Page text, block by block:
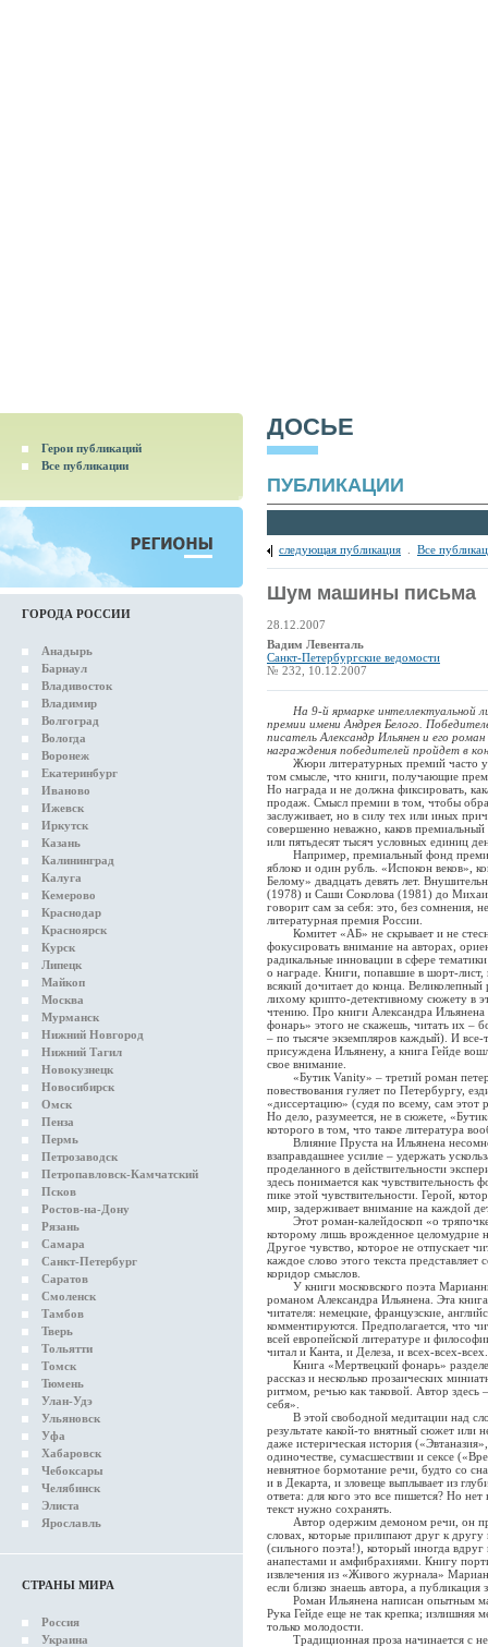
Герои публикаций
Все публикации
ГОРОДА РОССИИ
Анадырь
Барнаул
Владивосток
Владимир
Волгоград
Вологда
Воронеж
Екатеринбург
Иваново
Ижевск
Иркутск
Казань
Калининград
Калуга
Кемерово
Краснодар
Красноярск
Курск
Липецк
Майкоп
Москва
Мурманск
Нижний Новгород
Нижний Тагил
Новокузнецк
Новосибирск
Омск
Пенза
Пермь
Петрозаводск
Петропавловск-Камчатский
Псков
Ростов-на-Дону
Рязань
Самара
Санкт-Петербург
Саратов
Смоленск
Тамбов
Тверь
Тольятти
Томск
Тюмень
Улан-Удэ
Ульяновск
Уфа
Хабаровск
Чебоксары
Челябинск
Элиста
Ярославль
СТРАНЫ МИРА
Россия
Украина
ДОСЬЕ
ПУБЛИКАЦИИ
следующая публикация Все
Шум машины письма
28.12.2007
Вадим Левенталь
Санкт-Петербургские ведомости
№ 232, 10.12.2007
На 9-й ярмарке интеллектуальной
премии имени Андрея Белого.
писатель Александр Ильянен и его
награждения победителей пройдет в
Жюри литературных премий часто
том смысле, что книги, получающие
Но награда и не должна фиксировать,
продаж. Смысл премии в том, чтобы
заслуживает, но в силу тех или иных
совершенно неважно, каков
или пятьдесят тысяч условных единиц
Например, премиальный фонд премии
яблоко и один рубль. «Испокон веков»,
Белому» двадцать девять лет.
(1978) и Саши Соколова (1981) до
говорит сам за себя: это, без сомнения,
литературная премия России.
Комитет «АБ» не скрывает и не
фокусировать внимание на авторах,
радикальные инновации в сфере
о награде. Книги, попавшие в шорт-лист,
всякий дочитает до конца.
лихому крипто-детективному сюжету в
чтению. Про книги Александра
фонарь» этого не скажешь, читать их –
– по тысяче экземпляров каждый). И все-
присуждена Ильянену, а книга Гейде
свое внимание.
«Бутик Vanity» – третий роман
повествования гуляет по Петербургу,
«диссертацию» (судя по всему, сам
Но дело, разумеется, не в сюжете,
которого в том, что такое литература
Влияние Пруста на Ильянена
взаправдашнее усилие – удержать
проделанного в действительности
здесь понимается как
пике этой чувствительности. Герой,
мир, задерживает внимание на каждой
Этот роман-калейдоскоп «о
которому лишь врожденное целомудрие
Другое чувство, которое не отпускает
каждое слово этого текста
коридор смыслов.
У книги московского поэта
романом Александра Ильянена. Эта
читателя: немецкие, французские,
комментируются. Предполагается, что
всей европейской литературе и
читал и Канта, и Делеза, и всех-всех-всех.
Книга «Мертвецкий фонарь»
рассказ и несколько прозаических
ритмом, речью как таковой. Автор здесь
себя».
В этой свободной медитации над
результате какой-то внятный сюжет или
даже истерическая история
одиночестве, сумасшествии и сексе
невнятное бормотание речи, будто со
и в Декарта, и зловеще выплывает из
ответа: для кого это все пишется? Но
текст нужно сохранять.
Автор одержим демоном речи, он
словах, которые прилипают друг к другу
(сильного поэта!), который иногда
анапестами и амфибрахиями. Книгу
извлечения из «Живого журнала»
если близко знаешь автора, а
Роман Ильянена написан опытным
Рука Гейде еще не так крепка; излишняя
только молодости.
Традиционная проза начинается с